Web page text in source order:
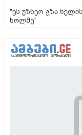
"ეს უზნეო გზა
ხოლმე“